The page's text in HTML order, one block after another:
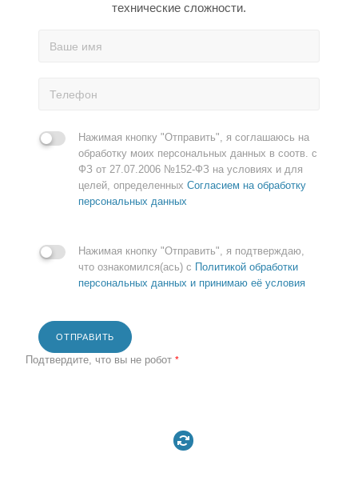
технические сложности.
Нажимая кнопку "Отправить", я соглашаюсь на
обработку моих персональных данных в соотв. с
ФЗ от 27.07.2006 №152-ФЗ на условиях и для
целей, определенных Согласием на обработку
персональных данных
Нажимая кнопку "Отправить", я подтверждаю,
что ознакомился(ась) с Политикой обработки
персональных данных и принимаю её условия
ОТПРАВИТЬ
Подтвердите, что вы не робот *